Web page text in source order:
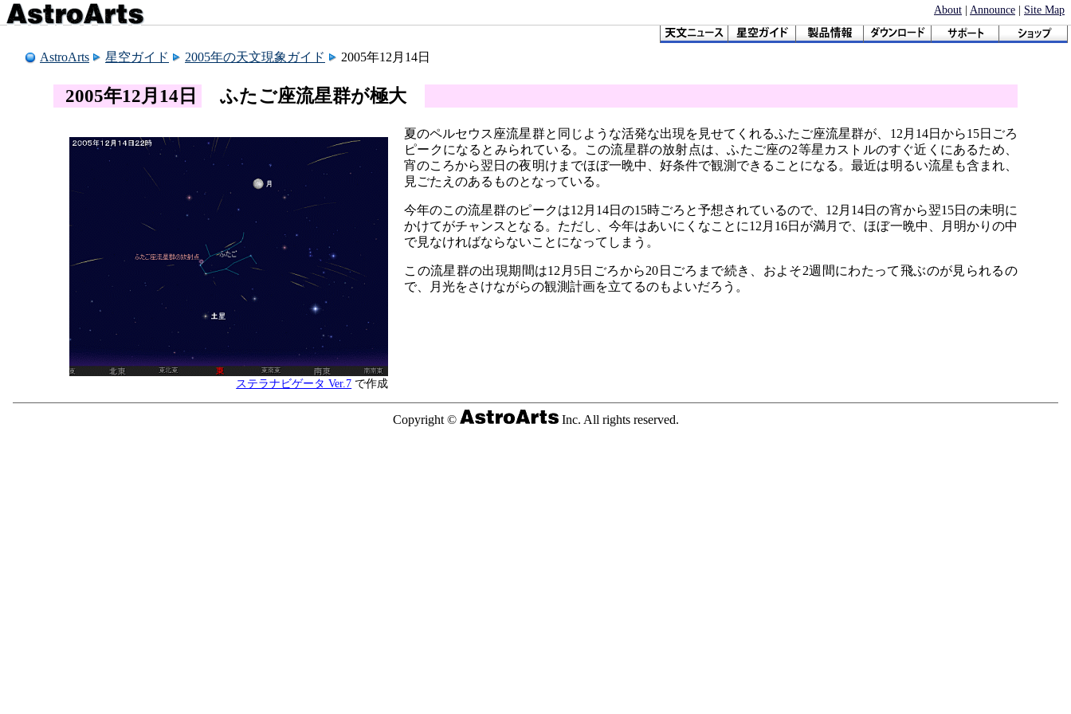
About | Announce | Site Map
AstroArts 星空ガイド 2005年の天文現象ガイド 2005年12月14日
2005年12月14日 ふたご座流星群が極大
ステラナビゲータ Ver.7 で作成
夏のペルセウス座流星群と同じような活発な出現を見せてくれるふたご座流星群が、12月14日から15日ごろ
ピークになるとみられている。この流星群の放射点は、ふたご座の2等星カストルのすぐ近くにあるため、
宵のころから翌日の夜明けまでほぼ一晩中、好条件で観測できることになる。最近は明るい流星も含まれ、
見ごたえのあるものとなっている。
今年のこの流星群のピークは12月14日の15時ごろと予想されているので、12月14日の宵から翌15日の未明に
かけてがチャンスとなる。ただし、今年はあいにくなことに12月16日が満月で、ほぼ一晩中、月明かりの中
で見なければならないことになってしまう。
この流星群の出現期間は12月5日ごろから20日ごろまで続き、およそ2週間にわたって飛ぶのが見られるの
で、月光をさけながらの観測計画を立てるのもよいだろう。
Copyright © Inc. All rights reserved.